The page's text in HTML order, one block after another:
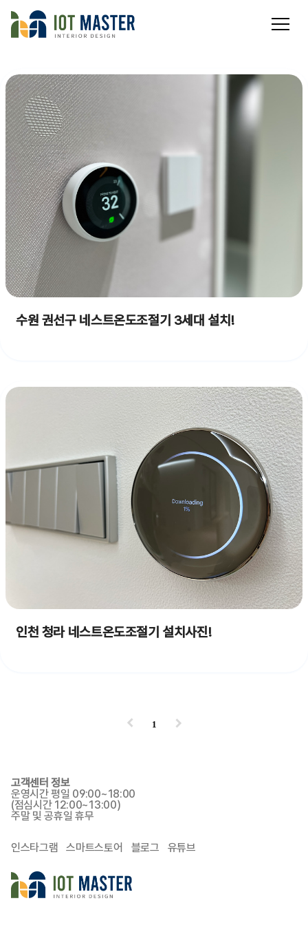
수원 권선구 네스트온도조절기 3세대 설치!
인천 청라 네스트온도조절기 설치사진!
1
고객센터 정보
운영시간 평일 09:00~18:00
(점심시간 12:00~13:00)
주말 및 공휴일 휴무
인스타그램 스마트스토어 블로그 유튜브